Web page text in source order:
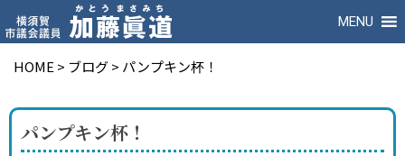
MENU
HOME > ブログ> パンプキン杯！
パンプキン杯！